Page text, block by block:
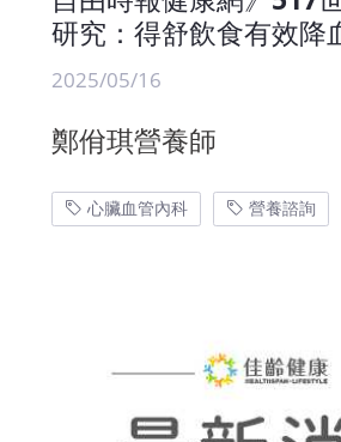
研究：得舒飲食有效降
2025/05/16
鄭佾琪營養師
心臟血管內科 營養諮詢